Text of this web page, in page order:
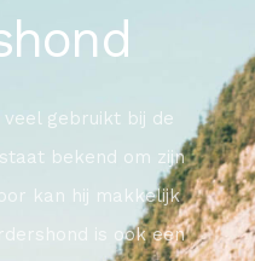
gebruikt bij de
bekend om zijn
kan hij makkelijk
is ook een